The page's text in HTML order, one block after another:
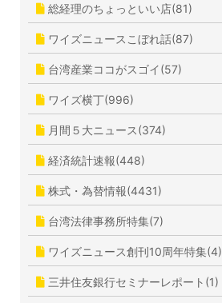
総経理のちょっといい店(81)
ワイズニュースこぼれ話(87)
台湾産業ココがスゴイ(57)
ワイズ横丁(996)
月間５大ニュース(374)
経済統計速報(448)
株式・為替情報(4431)
台湾法律事務所特集(7)
ワイズニュース創刊10周年特集(4)
三井住友銀行セミナーレポート(1)